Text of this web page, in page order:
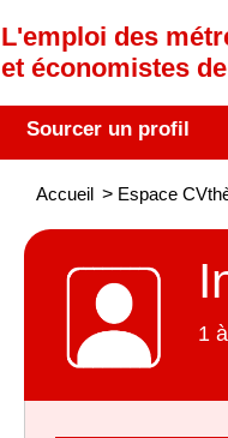
L'emploi des
et économistes
Sourcer un profil
Accueil > Espace
1